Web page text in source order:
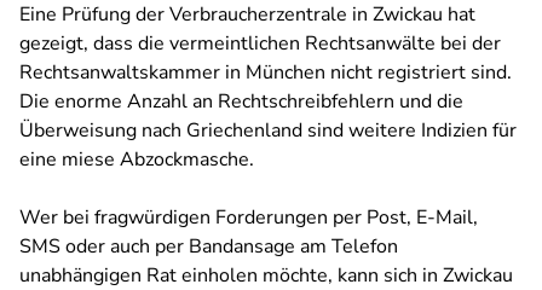
Eine Prüfung der Verbraucherzentrale in Zwickau hat
gezeigt, dass die vermeintlichen Rechtsanwälte bei der
Rechtsanwaltskammer in München nicht registriert sind.
Die enorme Anzahl an Rechtschreibfehlern und die
Überweisung nach Griechenland sind weitere Indizien für
eine miese Abzockmasche.
Wer bei fragwürdigen Forderungen per Post, E-Mail,
SMS oder auch per Bandansage am Telefon
unabhängigen Rat einholen möchte, kann sich in Zwickau